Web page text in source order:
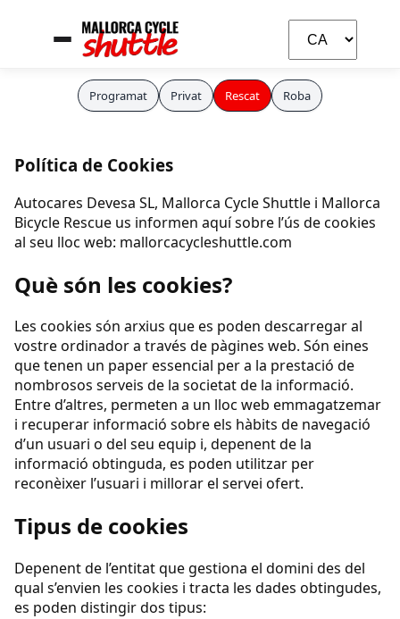
Programat Privat Rescat Roba
Política de Cookies
Autocares Devesa SL, Mallorca Cycle Shuttle i Mallorca
Bicycle Rescue us informen aquí sobre l’ús de cookies
al seu lloc web: mallorcacycleshuttle.com
Què són les cookies?
Les cookies són arxius que es poden descarregar al
vostre ordinador a través de pàgines web. Són eines
que tenen un paper essencial per a la prestació de
nombrosos serveis de la societat de la informació.
Entre d’altres, permeten a un lloc web emmagatzemar
i recuperar informació sobre els hàbits de navegació
d’un usuari o del seu equip i, depenent de la
informació obtinguda, es poden utilitzar per
reconèixer l’usuari i millorar el servei ofert.
Tipus de cookies
Depenent de l’entitat que gestiona el domini des del
qual s’envien les cookies i tracta les dades obtingudes,
es poden distingir dos tipus:
Carla
Assistent IA